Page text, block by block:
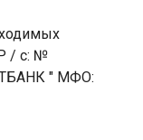
/ с: №
" МФО: